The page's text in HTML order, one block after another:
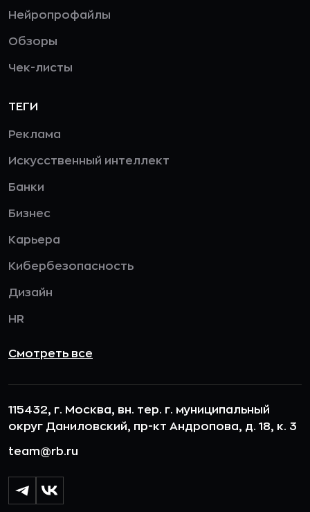
Нейропрофайлы
Обзоры
Чек-листы
ТЕГИ
Реклама
Искусственный интеллект
Банки
Бизнес
Карьера
Кибербезопасность
Дизайн
HR
Смотреть все
115432, г. Москва, вн. тер. г. муниципальный
округ Даниловский, пр-кт Андропова, д. 18, к. 3
team@rb.ru